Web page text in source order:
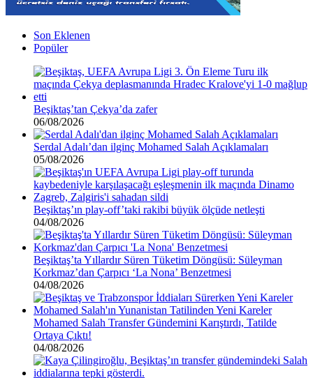
Son Eklenen
Popüler
Beşiktaş’tan Çekya’da zafer
06/08/2026
Serdal Adalı’dan ilginç Mohamed Salah Açıklamaları
05/08/2026
Beşiktaş’ın play-off’taki rakibi büyük ölçüde netleşti
04/08/2026
Beşiktaş’ta Yıllardır Süren Tüketim Döngüsü: Süleyman
Korkmaz’dan Çarpıcı ‘La Nona’ Benzetmesi
04/08/2026
Mohamed Salah Transfer Gündemini Karıştırdı, Tatilde
Ortaya Çıktı!
04/08/2026